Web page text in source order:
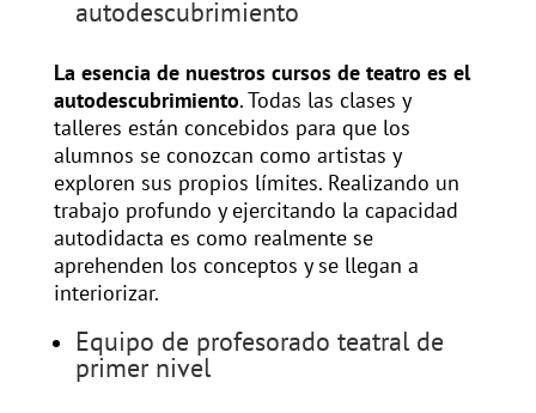
autodescubrimiento
La esencia de nuestros cursos de teatro es el
autodescubrimiento. Todas las clases y
talleres están concebidos para que los
alumnos se conozcan como artistas y
exploren sus propios límites. Realizando un
trabajo profundo y ejercitando la capacidad
autodidacta es como realmente se
aprehenden los conceptos y se llegan a
interiorizar.
Equipo de profesorado teatral de
primer nivel